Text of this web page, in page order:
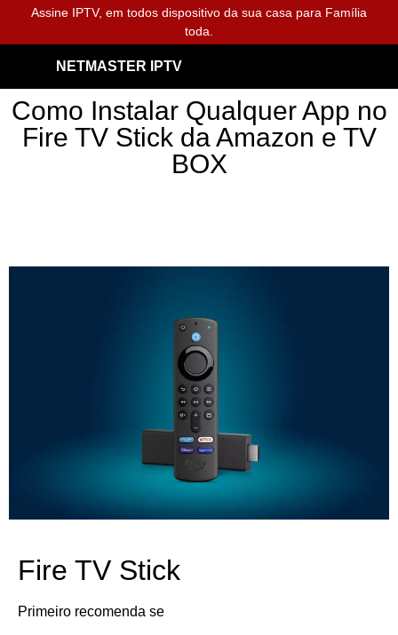
Assine IPTV, em todos dispositivo da sua casa para Família
toda.
NETMASTER IPTV
Como Instalar Qualquer App no
Fire TV Stick da Amazon e TV
BOX
Fire TV Stick
Primeiro recomenda se